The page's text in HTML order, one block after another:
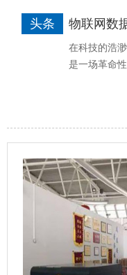
物联网数
头条
在科技的浩
是一场革命